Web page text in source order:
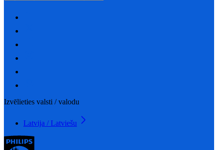
Izvēlieties valsti / valodu
Latvija / Latviešu